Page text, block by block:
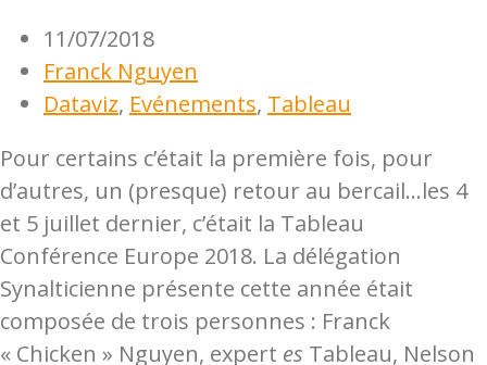
11/07/2018
Franck Nguyen
Dataviz, Evénements, Tableau
Pour certains c’était la première fois, pour
d’autres, un (presque) retour au bercail…les 4
et 5 juillet dernier, c’était la Tableau
Conférence Europe 2018. La délégation
Synalticienne présente cette année était
composée de trois personnes : Franck
« Chicken » Nguyen, expert es Tableau, Nelson